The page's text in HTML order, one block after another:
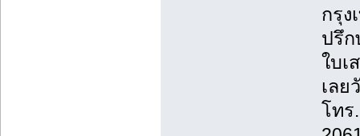
กรุง
ปรึก
ใบเ
เลย
โทร